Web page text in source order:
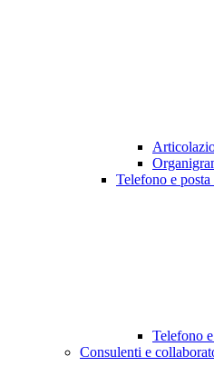
Telefono e posta
Telefono
Consulenti e